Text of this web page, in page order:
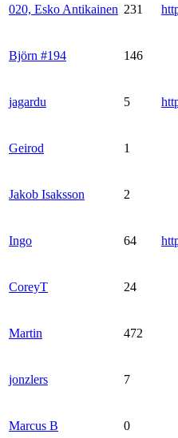
020, Esko Antikainen 231
Björn #194 146
jagardu 5
Geirod 1
Jakob Isaksson 2
Ingo 64
CoreyT 24
Martin 472
jonzlers 7
Marcus B 0